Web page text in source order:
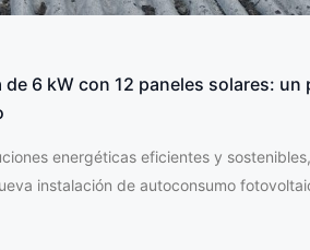
6 kW con 12 paneles solares: un
energéticas eficientes y sostenibles,
instalación de autoconsumo